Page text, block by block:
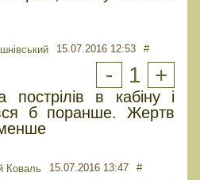
15.07.2016 12:53 #
- 1 +
пострілів в кабіну і
б поранше. Жертв
Коваль 15.07.2016 13:47 #